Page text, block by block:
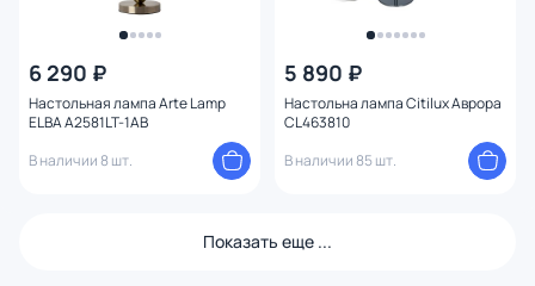
6 290 ₽
Настольная лампа Arte Lamp
ELBA A2581LT-1AB
В наличии 8 шт.
5 890 ₽
Настольна лампа Citilux Аврора
CL463810
В наличии 85 шт.
Показать еще ...